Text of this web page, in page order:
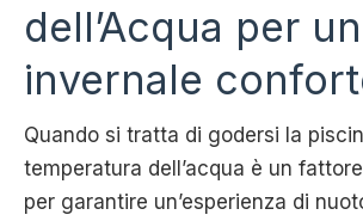
dell’Acqua per
invernale
Quando si tratta di godersi la
temperatura dell’acqua è un
per garantire un’esperienza di